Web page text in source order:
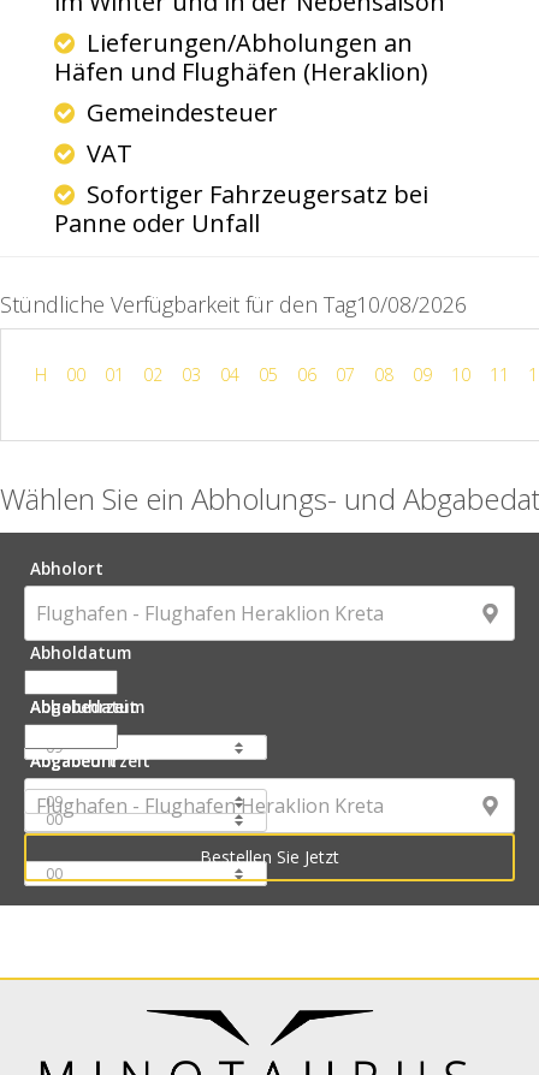
Lieferungen/Abholungen an
Häfen und Flughäfen (Heraklion)
Gemeindesteuer
VAT
Sofortiger Fahrzeugersatz bei
Panne oder Unfall
Stündliche Verfügbarkeit für den Tag10/08/2026
H 00 01 02 03 04 05 06 07 08 09 10 11
Wählen Sie ein Abholungs- und
Abholort
Abholdatum
Abholuhrzeit
:
Abgabedatum
Abgabeuhrzeit
:
Abgabeort